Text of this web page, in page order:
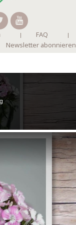
FAQ
Newsletter abonnieren